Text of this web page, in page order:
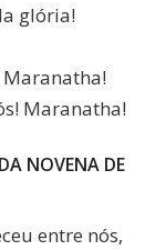
glória!
Maranatha!
NOVENA DE
entre nós,